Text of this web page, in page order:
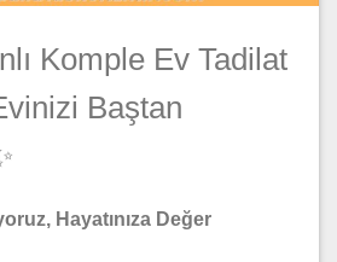
Komple Ev Tadilat
Baştan
Hayatınıza Değer